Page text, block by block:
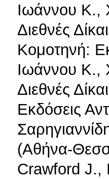
Ιωάννου Κ.,
Διεθνές
Κομοτηνή:
Ιωάννου Κ.,
Διεθνές
Εκδόσεις
(Αθήνα-
Crawford J.,